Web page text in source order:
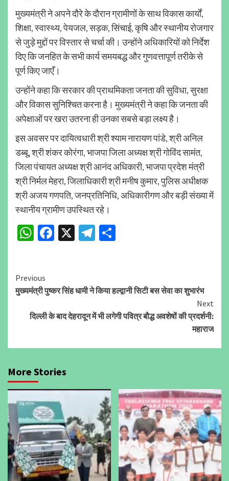
मुख्यमंत्री ने अपने दौरे के दौरान ग्रामीणों के साथ विकास कार्यों,
शिक्षा, स्वास्थ्य, पेयजल, सड़क, सिंचाई, कृषि और स्थानीय रोजगार
से जुड़े मुद्दों पर विस्तार से चर्चा की। उन्होंने अधिकारियों को निर्देश
दिए कि जनहित के सभी कार्य समयबद्ध और गुणवत्तापूर्ण तरीके से
पूर्ण किए जाएँ।
उन्होंने कहा कि सरकार की प्राथमिकता जनता की सुविधा, सुरक्षा
और विकास सुनिश्चित करना है। मुख्यमंत्री ने कहा कि जनता की
अपेक्षाओं पर खरा उतरना ही उनका सबसे बड़ा लक्ष्य है।
इस अवसर पर दायित्वधारी श्री श्याम नारायण पांडे, श्री अनिल
डब्बू, श्री शंकर कोरंगा, भाजपा जिला अध्यक्ष श्री गोविंद सामंत,
जिला पंचायत अध्यक्ष श्री आनंद अधिकारी, भाजपा प्रदेश मंत्री
श्री निर्मल मेहरा, जिलाधिकारी श्री मनीष कुमार, पुलिस अधीक्षक
श्री अजय गणपति, जनप्रतिनिधि, अधिकारीगण और बड़ी संख्या में
स्थानीय ग्रामीण उपस्थित रहे।
WhatsApp
Facebook
X Telegram
Continue
Reading
Previous
मुख्यमंत्री पुष्कर सिंह धामी ने किया हल्द्वानी सिटी बस सेवा का शुभारंभ
Next
दिल्ली के बाद देहरादून में भी लगेगी पवित्र बौद्ध अवशेषों की प्रदर्शनी:
महाराज
More Stories